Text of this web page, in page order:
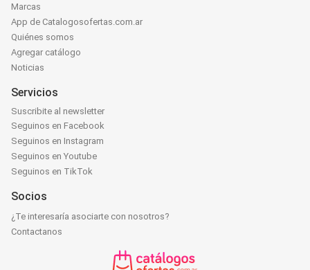
Marcas
App de Catalogosofertas.com.ar
Quiénes somos
Agregar catálogo
Noticias
Servicios
Suscribite al newsletter
Seguinos en Facebook
Seguinos en Instagram
Seguinos en Youtube
Seguinos en TikTok
Socios
¿Te interesaría asociarte con nosotros?
Contactanos